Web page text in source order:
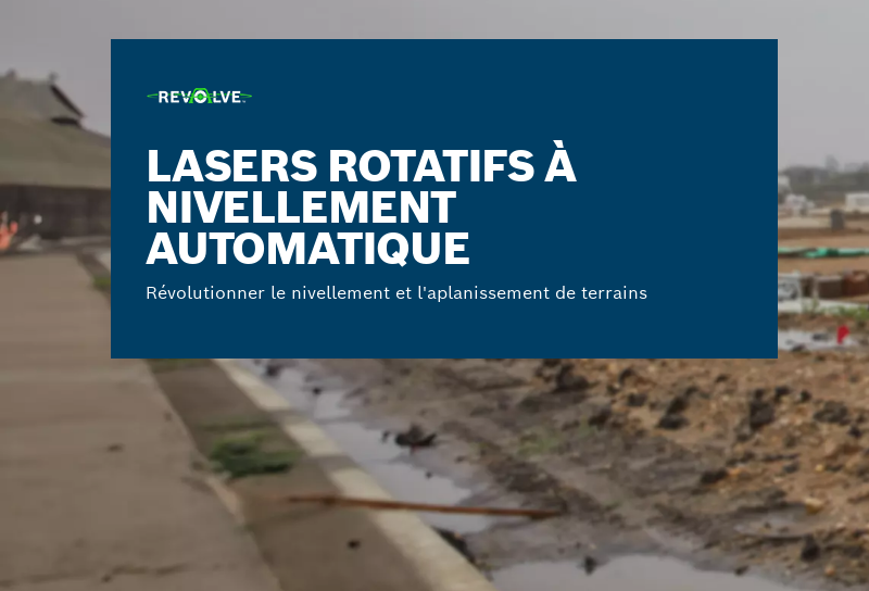
LASERS ROTATIFS À
NIVELLEMENT
AUTOMATIQUE
Révolutionner le nivellement et l'aplanissement de terrains